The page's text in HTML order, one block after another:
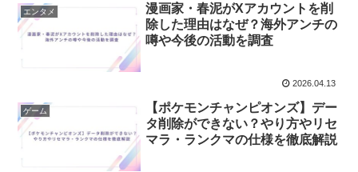
エンタメ
漫画家・春泥がXアカウントを削
除した理由はなぜ？海外アンチの
噂や今後の活動を調査
2026.04.13
ゲーム
【ポケモンチャンピオンズ】デー
タ削除ができない？やり方やリセ
マラ・ランクマの仕様を徹底解説